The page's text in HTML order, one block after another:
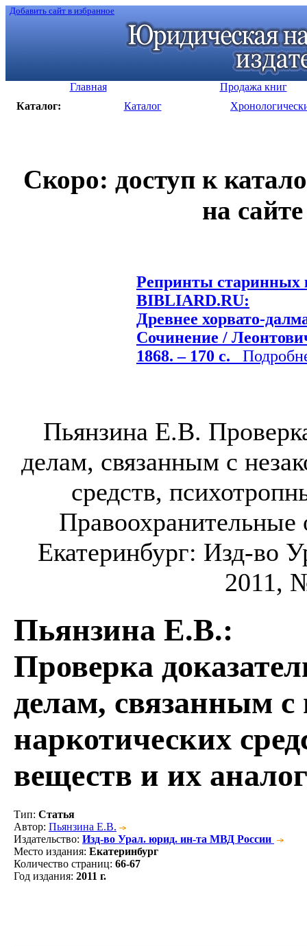
Добавить сайт в избранное
Главная
Продажа книг
Каталог:
Каталог
Скоро: доступ к
на
Репринты старинных
BIBLIARD.RU:
Древнее хорвато-
Сочинение /
1868. – 170 с.
Пьянзина Е.В.
делам, связанным с
средств,
Правоохранительные
Екатеринбург: Изд-во
2011,
Пьянзина Е.В.:
Проверка
делам, связанным
наркотических
веществ и их
Тип: Статья
Автор: Пьянзина Е.В.
Издательство: Изд-во Урал. юрид. ин-та МВД России
Место издания: Екатеринбург
Количество страниц: 66-67
Год издания: 2011 г.